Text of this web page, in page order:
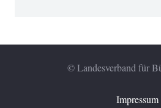
© Landesverband für
Impressum